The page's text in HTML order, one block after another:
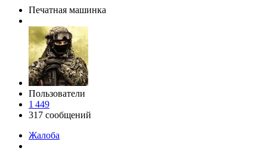
Печатная машинка
Пользователи
1 449
317 сообщений
Жалоба